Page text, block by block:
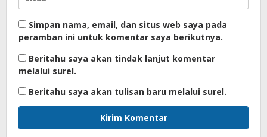
Simpan nama, email, dan situs web saya pada
peramban ini untuk komentar saya berikutnya.
Beritahu saya akan tindak lanjut komentar
melalui surel.
Beritahu saya akan tulisan baru melalui surel.